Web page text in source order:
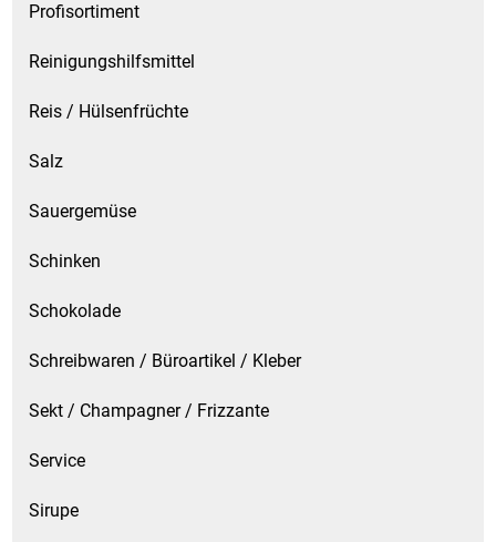
Profisortiment
Reinigungshilfsmittel
Reis / Hülsenfrüchte
Salz
Sauergemüse
Schinken
Schokolade
Schreibwaren / Büroartikel / Kleber
Sekt / Champagner / Frizzante
Service
Sirupe